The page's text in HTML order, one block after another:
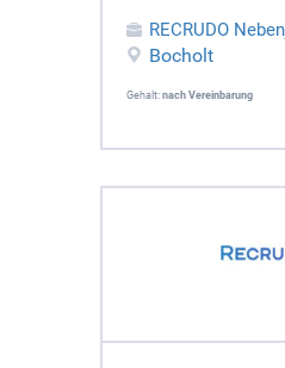
RECRUDO
Bocholt
Gehalt: nach Vereinbarung